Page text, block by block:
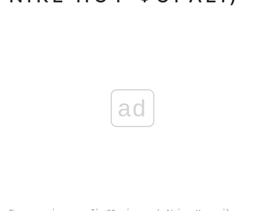
ad